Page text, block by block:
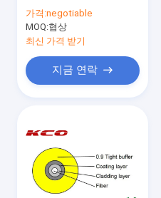
가격:negotiable
MOQ:협상
최신 가격 받기
지금 연락